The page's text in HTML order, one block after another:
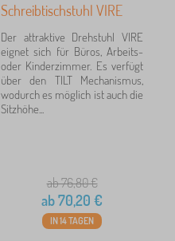
Schreibtischstuhl VIRE
Der attraktive Drehstuhl VIRE
eignet sich für Büros, Arbeits-
oder Kinderzimmer. Es verfügt
über den TILT Mechanismus,
wodurch es möglich ist auch die
Sitzhöhe...
ab 76,80€
ab70,20 €
IN 14 TAGEN